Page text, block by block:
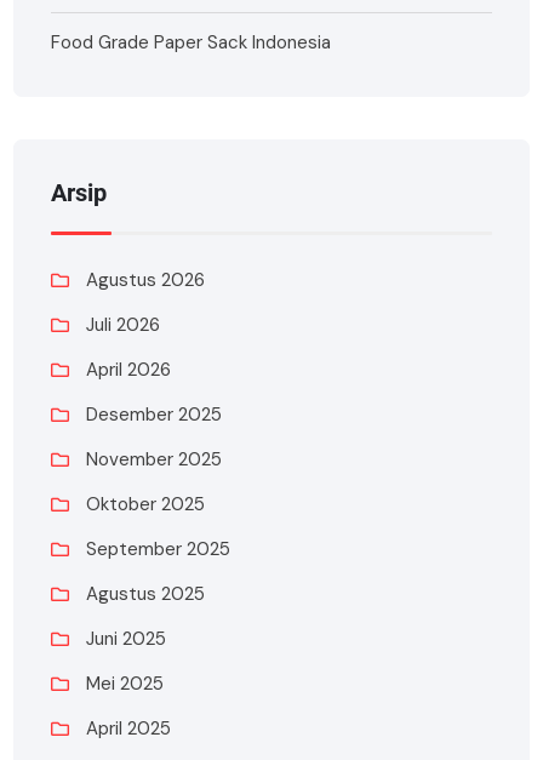
Food Grade Paper Sack Indonesia
Arsip
Agustus 2026
Juli 2026
April 2026
Desember 2025
November 2025
Oktober 2025
September 2025
Agustus 2025
Juni 2025
Mei 2025
April 2025